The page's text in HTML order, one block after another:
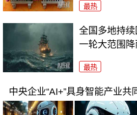
最热
全国多地持
一轮大范围降
最热
中央企业“AI+”具身智能产业共